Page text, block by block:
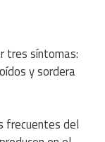
tres síntomas:
y sordera
frecuentes del